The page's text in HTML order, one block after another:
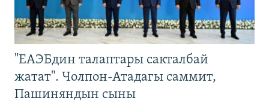
"ЕАЭБдин талаптары сакталбай
жатат". Чолпон-Атадагы саммит,
Пашиняндын сыны